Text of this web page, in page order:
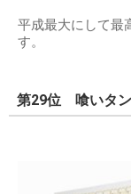
平成最大にして最
す。
第29位 喰いタ